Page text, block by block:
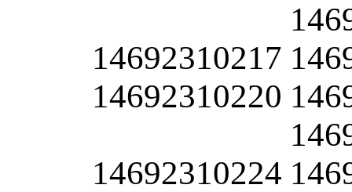
14692310217
14692310220
14692310224